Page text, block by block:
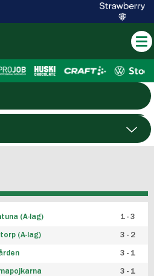
(A-lag) 1 - 3
(A-lag) 3 - 2
3 - 1
3 - 1